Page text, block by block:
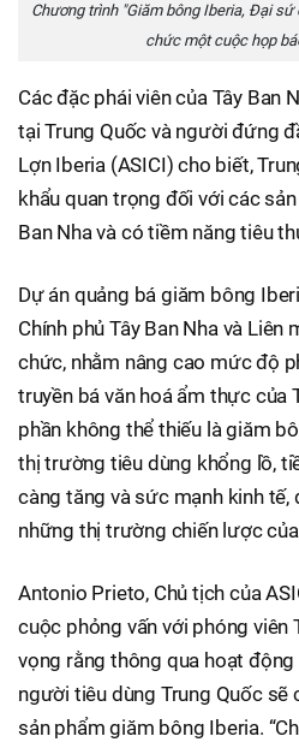
Chương trình "Giăm bông Iberia, Đại
chức một cuộc họp
Các đặc phái viên của Tây Ban
tại Trung Quốc và người đứng
Lợn Iberia (ASICI) cho biết,
khẩu quan trọng đối với các
Ban Nha và có tiềm năng tiêu
Dự án quảng bá giăm bông
Chính phủ Tây Ban Nha và Liên
chức, nhằm nâng cao mức độ
truyền bá văn hoá ẩm thực của
phần không thể thiếu là giăm
thị trường tiêu dùng khổng lồ,
càng tăng và sức mạnh kinh
những thị trường chiến lược
Antonio Prieto, Chủ tịch của
cuộc phỏng vấn với phóng viên
vọng rằng thông qua hoạt động
người tiêu dùng Trung Quốc sẽ
sản phẩm giăm bông Iberia.